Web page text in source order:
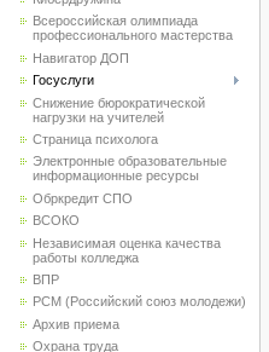
Всероссийская олимпиада
профессионального мастерства
Навигатор ДОП
Госуслуги
Снижение бюрократической
нагрузки на учителей
Страница психолога
Электронные образовательные
информационные ресурсы
Обркредит СПО
ВСОКО
Независимая оценка качества
работы колледжа
ВПР
РСМ (Российский союз молодежи)
Архив приема
Охрана труда